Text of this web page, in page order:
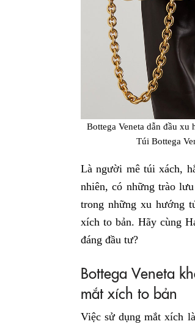
Bottega Veneta dẫn đầu
Túi Bottega
Là người mê túi xách,
nhiên, có những trào
trong những xu hướng
xích to bản. Hãy cùng
đáng đầu tư?
Bottega Veneta
mắt xích to bản
Việc sử dụng mắt xích